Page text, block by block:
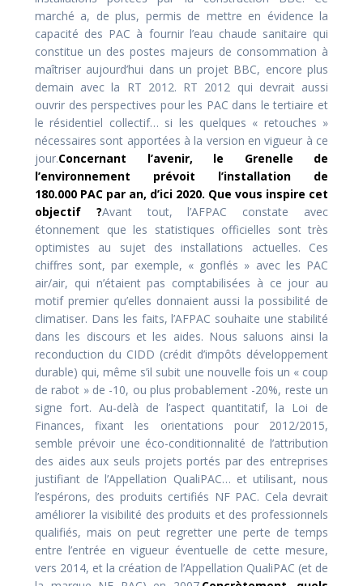
marché a, de plus, permis de mettre en évidence la
capacité des PAC à fournir l’eau chaude sanitaire qui
constitue un des postes majeurs de consommation à
maîtriser aujourd’hui dans un projet BBC, encore plus
demain avec la RT 2012. RT 2012 qui devrait aussi
ouvrir des perspectives pour les PAC dans le tertiaire et
le résidentiel collectif… si les quelques « retouches »
nécessaires sont apportées à la version en vigueur à ce
jour.Concernant l’avenir, le Grenelle de
l’environnement prévoit l’installation de
180.000 PAC par an, d’ici 2020. Que vous inspire cet
objectif ?Avant tout, l’AFPAC constate avec
étonnement que les statistiques officielles sont très
optimistes au sujet des installations actuelles. Ces
chiffres sont, par exemple, « gonflés » avec les PAC
air/air, qui n’étaient pas comptabilisées à ce jour au
motif premier qu’elles donnaient aussi la possibilité de
climatiser. Dans les faits, l’AFPAC souhaite une stabilité
dans les discours et les aides. Nous saluons ainsi la
reconduction du CIDD (crédit d’impôts développement
durable) qui, même s’il subit une nouvelle fois un « coup
de rabot » de -10, ou plus probablement -20%, reste un
signe fort. Au-delà de l’aspect quantitatif, la Loi de
Finances, fixant les orientations pour 2012/2015,
semble prévoir une éco-conditionnalité de l’attribution
des aides aux seuls projets portés par des entreprises
justifiant de l’Appellation QualiPAC… et utilisant, nous
l’espérons, des produits certifiés NF PAC. Cela devrait
améliorer la visibilité des produits et des professionnels
qualifiés, mais on peut regretter une perte de temps
entre l’entrée en vigueur éventuelle de cette mesure,
vers 2014, et la création de l’Appellation QualiPAC (et de